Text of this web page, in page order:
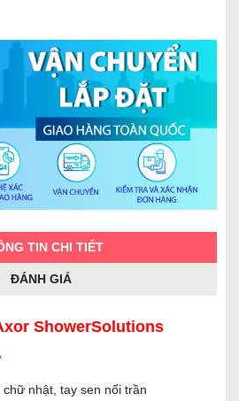
TIN CHI TIẾT
ĐÁNH GIÁ
ShowerSolutions
nhật, tay sen nối trần